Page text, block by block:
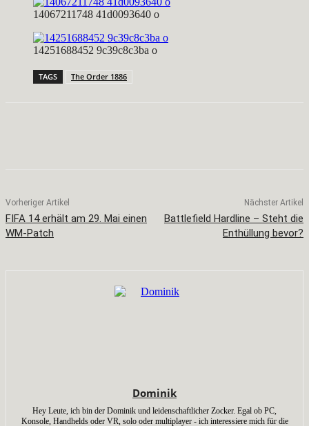
14067211748 41d0093640 o
14251688452 9c39c8c3ba o
TAGS The Order 1886
Vorheriger Artikel
FIFA 14 erhält am 29. Mai einen
WM-Patch
Nächster Artikel
Battlefield Hardline – Steht die
Enthüllung bevor?
Dominik
Hey Leute, ich bin der Dominik und leidenschaftlicher Zocker. Egal ob PC,
Konsole, Handhelds oder VR, solo oder multiplayer - ich interessiere mich für die